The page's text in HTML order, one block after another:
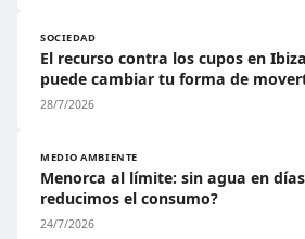
SOCIEDAD
El recurso contra los cupos en
puede cambiar tu forma de
28/7/2026
MEDIO AMBIENTE
Menorca al límite: sin agua en
reducimos el consumo?
24/7/2026